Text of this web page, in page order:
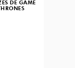
DE GAME